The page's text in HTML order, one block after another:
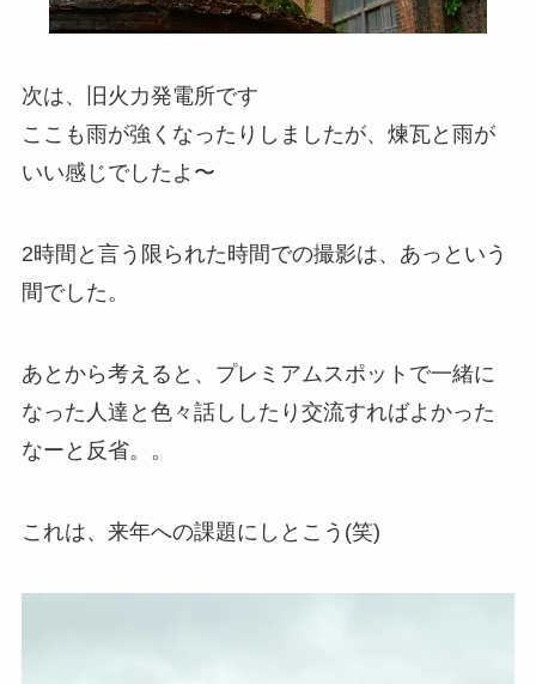
次は、旧火力発電所です
ここも雨が強くなったりしましたが、煉瓦と雨が
いい感じでしたよ〜
2時間と言う限られた時間での撮影は、あっという
間でした。
あとから考えると、プレミアムスポットで一緒に
なった人達と色々話ししたり交流すればよかった
なーと反省。。
これは、来年への課題にしとこう(笑)